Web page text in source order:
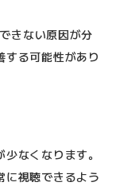
きない原因が分
する可能性があり
なくなります。
に視聴できるよう